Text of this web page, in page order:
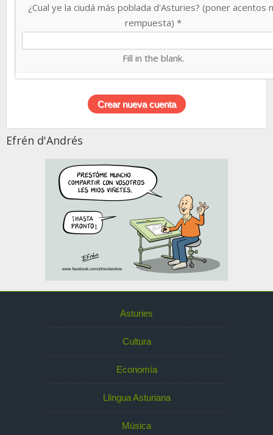
¿Cual ye la ciudá más poblada d'Asturies? (poner acentos
rempuesta) *
Fill in the blank.
Efrén d'Andrés
Asturies
Cultura
Economía
Llingua Asturiana
Música